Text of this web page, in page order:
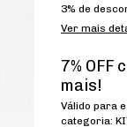
3% de
Ver mais
7% OFF
mais!
Válido para
categoria: